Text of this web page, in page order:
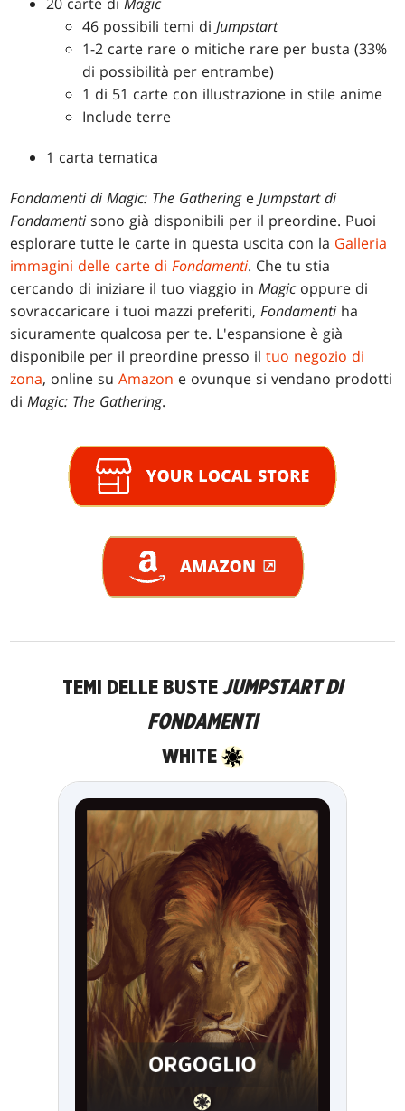
46 possibili temi diJumpstart
1-2 carte rare o mitiche rare per busta (33%
di possibilità per entrambe)
1 di 51 carte con illustrazione in stile anime
Include terre
1 carta tematica
Fondamenti di Magic: The GatheringeJumpstart di
Fondamenti sono già disponibili per il preordine. Puoi
esplorare tutte le carte in questa uscita con la Galleria
immagini delle carte diFondamenti. Che tu stia
cercando di iniziare il tuo viaggio inMagic oppure di
sovraccaricare i tuoi mazzi preferiti,Fondamenti ha
sicuramente qualcosa per te. L'espansione è già
disponibile per il preordine presso iltuo negozio di
zona, online suAmazon e ovunque si vendano prodotti
diMagic: The Gathering.
TEMI DELLE BUSTE JUMPSTART DI
FONDAMENTI
WHITE